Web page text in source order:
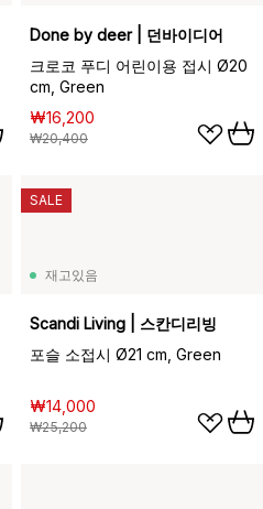
Done by deer | 던바이디어
크로코 푸디 어린이용 접시 Ø20
cm, Green
₩16,200
₩20,400
재고있음
Scandi Living | 스칸디리빙
포슬 소접시 Ø21 cm, Green
₩14,000
₩25,200
SALE